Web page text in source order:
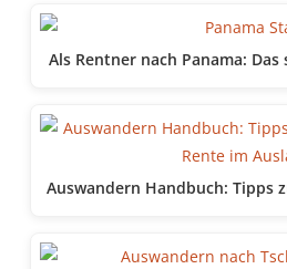
Als Rentner nach Panama:
Auswandern Handbuch: Tipps